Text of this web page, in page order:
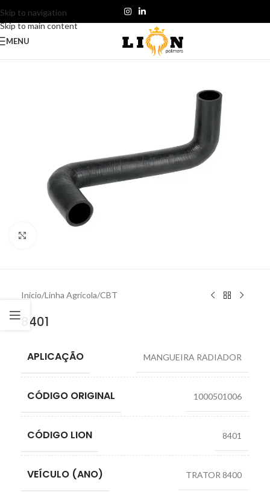
Skip to navigation
Skip to main content
MENU
Início/Linha Agrícola/CBT
8401
APLICAÇÃO MANGUEIRA RADIADOR
CÓDIGO ORIGINAL 1000501006
CÓDIGO LION 8401
VEÍCULO (ANO) TRATOR 8400